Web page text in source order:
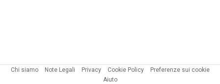
Chi siamo Note Legali Privacy Cookie Policy
Preferenze sui cookie
Aiuto